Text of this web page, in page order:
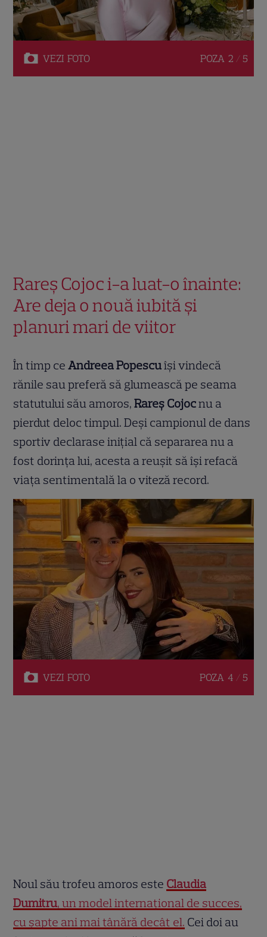
VEZI FOTO POZA 2 / 5
Rareș Cojoc i-a luat-o înainte:
Are deja o nouă iubită și
planuri mari de viitor
În timp ceAndreea Popescuîși vindecă
rănile sau preferă să glumească pe seama
statutului său amoros,Rareș Cojocnu a
pierdut deloc timpul. Deși campionul de dans
sportiv declarase inițial că separarea nu a
fost dorința lui, acesta a reușit să își refacă
viața sentimentală la o viteză record.
VEZI FOTO POZA 4 / 5
Noul său trofeu amoros este Claudia
Dumitru, un model internațional de succes,
cu șapte ani mai tânără decât el. Cei doi au